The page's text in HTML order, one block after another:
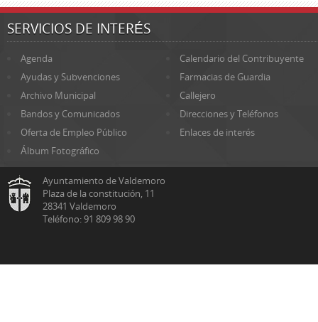
SERVICIOS DE INTERÉS
Agenda
Calendario del Contribuyente
Ayudas y Subvenciones
Farmacias de Guardia
Archivo Municipal
Callejero
Bandos y Comunicados
Direcciones y Teléfonos
Oferta de Empleo Público
Enlaces de interés
Álbum Fotográfico
Ayuntamiento de Valdemoro
Plaza de la constitución, 11
28341 Valdemoro
Teléfono: 91 809 98 90